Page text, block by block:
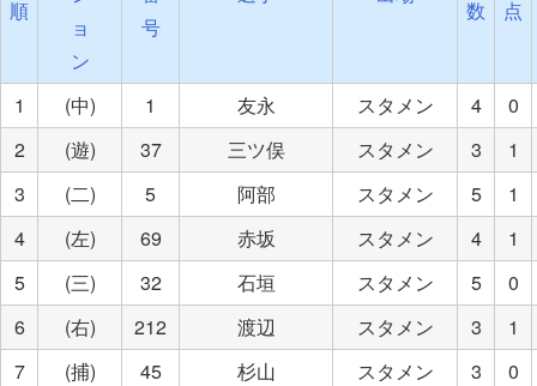
順
ョ
ン
号
数
点
1 (中) 1 友永 スタメン 4
0
2
(遊) 37 三ツ俣 スタメン 3
1
3
(二) 5 阿部 スタメン 5
1
4
(左) 69 赤坂 スタメン 4
1
5
(三) 32 石垣 スタメン 5
0
6
(右) 212 渡辺 スタメン 3
1
7
(捕) 45 杉山 スタメン 3
0